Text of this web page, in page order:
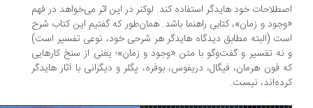
خود هایدگر استفاده کند. لوکنر در این اثر می‌خواهد در فهم
و زمان»، کتابی راهنما باشد. همان‌طور که گفتیم این کتاب شرح
(البته مطابق دیدگاه هایدگر هر شرحی خود، نوعی تفسیر است)
تفسیر و گفت‌وگو با متن «وجود و زمان»؛ یعنی از سنخ کارهایی
فون هرمان، فیگال، دریفوس، بوفره، پگلر و دیگرانی با آثار هایدگر
نیست.